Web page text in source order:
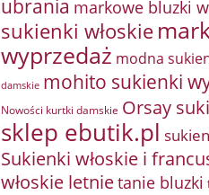
ubrania markowe bluzki
sukienki włoskie
wyprzedaż modna
damskie mohito sukienki
Nowości kurtki damskie Orsay
sklep ebutik.pl
Sukienki włoskie i
włoskie letnietanie bluzki